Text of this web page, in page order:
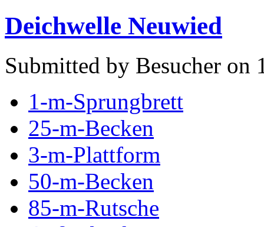
Deichwelle Neuwied
Submitted by Besucher on
1-m-Sprungbrett
25-m-Becken
3-m-Plattform
50-m-Becken
85-m-Rutsche